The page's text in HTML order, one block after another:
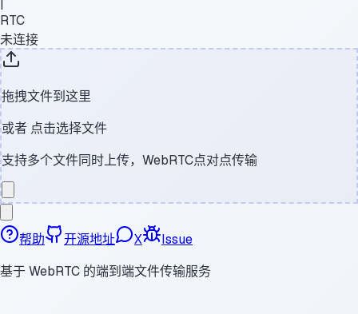
RTC
未连接
拖拽文件到这里
或者 点击选择文件
支持多个文件同时上传，WebRTC点对点传输
帮助 开源地址 X
Issue
基于 WebRTC 的端到端文件传输服务